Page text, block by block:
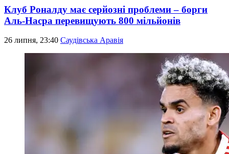
Клуб Роналду має серйозні проблеми – борги
Аль-Насра перевищують 800 мільйонів
26 липня, 23:40 Саудівська Аравія